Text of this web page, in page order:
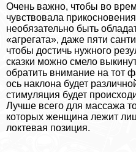
Очень важно, чтобы во
чувствовала
необязательно быть
«агрегата», даже пяти
чтобы достичь нужного
сказки можно смело
обратить внимание на тот
ось наклона будет
стимуляция будет
Лучше всего для массажа
которых женщина лежит
локтевая позиция.